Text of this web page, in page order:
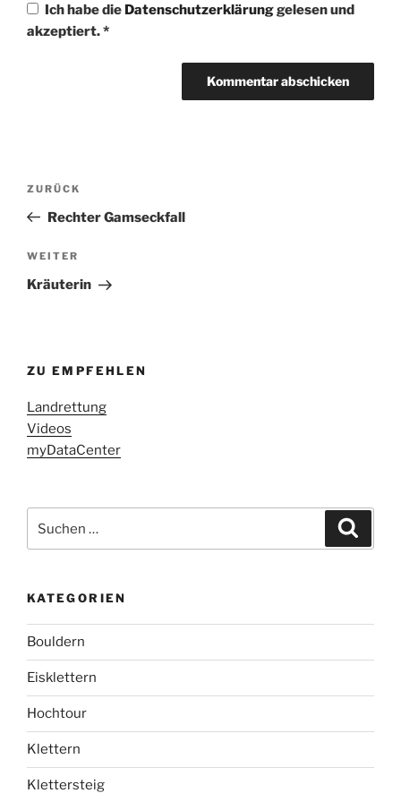
Ich habe die Datenschutzerklärunggelesen und
akzeptiert.*
Beitragsnavigation
Vorheriger
Beitrag
ZURÜCK
Rechter Gamseckfall
Nächster
Beitrag
WEITER
Kräuterin
ZU EMPFEHLEN
Landrettung
Videos
myDataCenter
nach:
KATEGORIEN
Bouldern
Eisklettern
Hochtour
Klettern
Klettersteig